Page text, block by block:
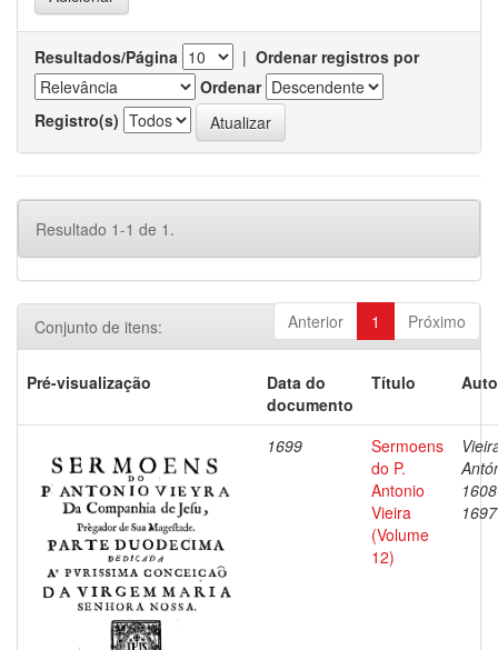
Resultados/Página | Ordenar registros por
Ordenar
Registro(s)
Resultado 1-1 de 1.
Anterior 1 Próximo
Conjunto de itens:
Pré-visualização
Data do
documento
Título
1699
Sermoens
do P.
Antonio
Vieira
(Volume
12)
1697